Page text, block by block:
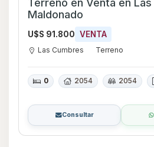
Terreno en Venta en Las Cumbres,
Maldonado
U$S 91.800 VENTA
Las Cumbres Terreno
0 2054 2054
Consultar